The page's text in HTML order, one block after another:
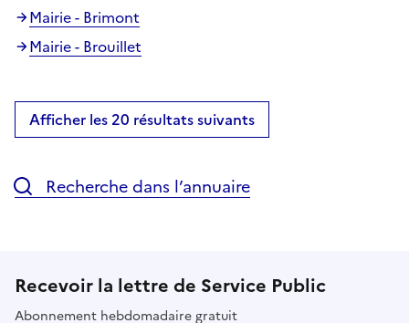
Mairie - Brimont
Mairie - Brouillet
Afficher les 20 résultats suivants
Recherche dans l’annuaire
Recevoir la lettre de Service Public
Abonnement hebdomadaire gratuit